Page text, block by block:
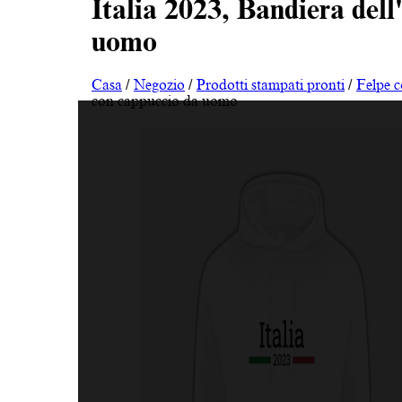
Italia 2023, Bandiera
uomo
Casa / Negozio / Prodotti stampati pronti / Felpe
con cappuccio da uomo